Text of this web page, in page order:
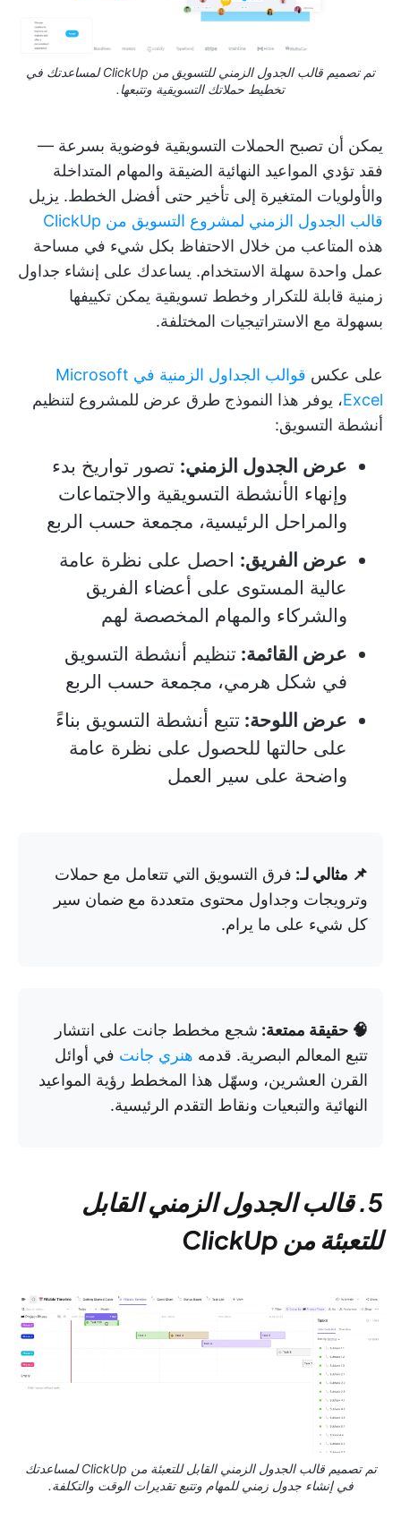
تم تصميم قالب الجدول الزمني للتسويق من ClickUp لمساعدتك في
تخطيط حملاتك التسويقية وتتبعها.
يمكن أن تصبح الحملات التسويقية فوضوية بسرعة —
فقد تؤدي المواعيد النهائية الضيقة والمهام المتداخلة
والأولويات المتغيرة إلى تأخير حتى أفضل الخطط. يزيل
قالب الجدول الزمني لمشروع التسويق من ClickUp
هذه المتاعب من خلال الاحتفاظ بكل شيء في مساحة
عمل واحدة سهلة الاستخدام. يساعدك على إنشاء جداول
زمنية قابلة للتكرار وخطط تسويقية يمكن تكييفها
بسهولة مع الاستراتيجيات المختلفة.
على عكس
قوالب الجداول الزمنية في Microsoft
Excel، يوفر هذا النموذج طرق عرض للمشروع لتنظيم
أنشطة التسويق:
عرض الجدول الزمني: تصور تواريخ بدء
وإنهاء الأنشطة التسويقية والاجتماعات
والمراحل الرئيسية، مجمعة حسب الربع
عرض الفريق: احصل على نظرة عامة
عالية المستوى على أعضاء الفريق
والشركاء والمهام المخصصة لهم
عرض القائمة: تنظيم أنشطة التسويق
في شكل هرمي، مجمعة حسب الربع
عرض اللوحة: تتبع أنشطة التسويق بناءً
على حالتها للحصول على نظرة عامة
واضحة على سير العمل
📌 مثالي لـ: فرق التسويق التي تتعامل مع حملات
وترويجات وجداول محتوى متعددة مع ضمان سير
كل شيء على ما يرام.
🧠 حقيقة ممتعة: شجع مخطط جانت على انتشار
تتبع المعالم البصرية. قدمه هنري جانت في أوائل
القرن العشرين، وسهّل هذا المخطط رؤية المواعيد
النهائية والتبعيات ونقاط التقدم الرئيسية.
5. قالب الجدول الزمني القابل
للتعبئة من ClickUp
تم تصميم قالب الجدول الزمني القابل للتعبئة من ClickUp لمساعدتك
في إنشاء جدول زمني للمهام وتتبع تقديرات الوقت والتكلفة.